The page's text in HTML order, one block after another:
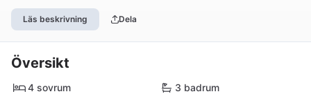
Läs beskrivning Dela
Översikt
4 sovrum
3 badrum